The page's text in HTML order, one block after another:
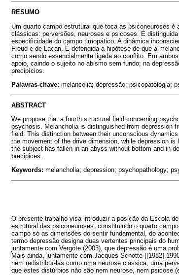
RESUMO
Um quarto campo estrutural que toca as psiconeuroses
clássicas: perversões, neuroses e psicoses. É
especificidade do campo timopático. A dinâmica
Freud e de Lacan. É defendida a hipótese de que a
como sendo essencialmente ligada ao conflito. Em
apoio, caindo o sujeito no abismo sem fundo; na
precipícios.
Palavras-chave: melancolia; depressão; psicopatologia;
ABSTRACT
We propose that a fourth structural field concerning
psychosis. Melancholia is distinguished from depression
field. This distinction between their unconscious
the movement of the drive dimension, while depression
the subject has fallen in an abyss without bottom and in
precipices.
Keywords: melancholia; depression; psychopathology;
O presente trabalho visa introduzir a posição da Escola
estrutural das psiconeuroses, constituindo o quarto
campo só as dimensões do sentir fundamental, do
termo depressão designa duas vertentes principais do
juntamente com Vergote (2003), que depressão é uma
Mais ainda, juntamente com Jacques Schotte ([1982]
nem redistribuí-las como uma neurose clássica, uma
que estes distúrbios não são nem neurose, nem psicose